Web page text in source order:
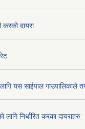
दायरा
यस साईपाल गाउपालिकाले
निर्धारित करका दायराहरु